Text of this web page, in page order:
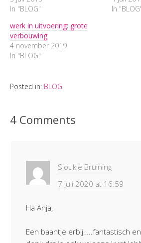
In "BLOG"
In
werk in uitvoering: grote
verbouwing
4 november 2019
In "BLOG"
Posted in: BLOG
4 Comments
Sjoukje Bruining
7 juli 2020 at 16:59
Ha Anja,
Een baantje erbij…..fantastisch